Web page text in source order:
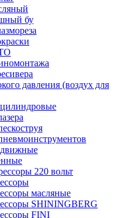
бу
давления (воздух для
220 вольт
масляные
SHININGBERG
FINI